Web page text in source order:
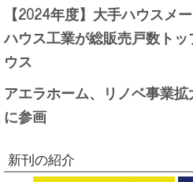
【2024年度】大手ハウスメ
ハウス工業が総販売戸数ト
ウス
アエラホーム、リノベ事業
に参画
新刊の紹介